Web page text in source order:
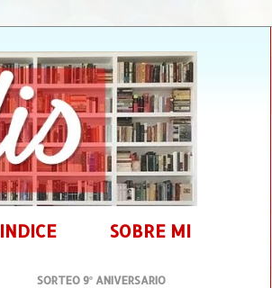
INDICE SOBRE MI
SORTEO 9º ANIVERSARIO